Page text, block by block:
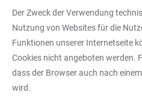
Der Zweck der Verwendung
Nutzung von Websites für die
Funktionen unserer Internetseite
Cookies nicht angeboten werden.
dass der Browser auch nach
wird.